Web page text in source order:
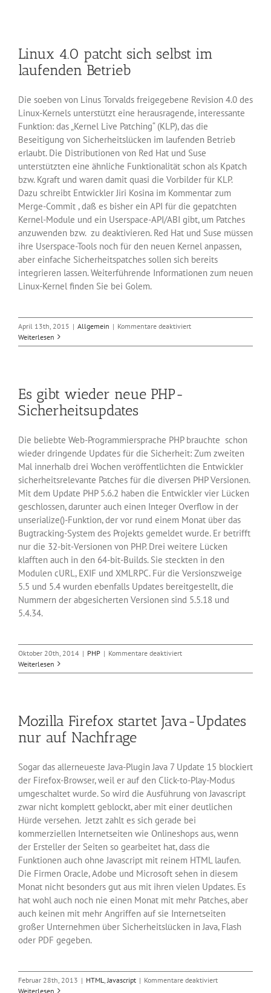
Linux 4.0 patcht sich selbst im
laufenden Betrieb
Die soeben von Linus Torvalds freigegebene Revision 4.0 des
Linux-Kernels unterstützt eine herausragende, interessante
Funktion: das „Kernel Live Patching“ (KLP), das die
Beseitigung von Sicherheitslücken im laufenden Betrieb
erlaubt. Die Distributionen von Red Hat und Suse
unterstützten eine ähnliche Funktionalität schon als Kpatch
bzw. Kgraft und waren damit quasi die Vorbilder für KLP.
Dazu schreibt Entwickler Jiri Kosina im Kommentar zum
Merge-Commit , daß es bisher ein API für die gepatchten
Kernel-Module und ein Userspace-API/ABI gibt, um Patches
anzuwenden bzw. zu deaktivieren. Red Hat und Suse müssen
ihre Userspace-Tools noch für den neuen Kernel anpassen,
aber einfache Sicherheitspatches sollen sich bereits
integrieren lassen. Weiterführende Informationen zum neuen
Linux-Kernel finden Sie bei Golem.
April 13th, 2015 | Allgemein | Kommentare deaktiviertfür
4.0
Weiterlesen
Es gibt wieder neue PHP-
Sicherheitsupdates
Die beliebte Web-Programmiersprache PHP brauchte schon
wieder dringende Updates für die Sicherheit: Zum zweiten
Mal innerhalb drei Wochen veröffentlichten die Entwickler
sicherheitsrelevante Patches für die diversen PHP Versionen.
Mit dem Update PHP 5.6.2 haben die Entwickler vier Lücken
geschlossen, darunter auch einen Integer Overflow in der
unserialize()-Funktion, der vor rund einem Monat über das
Bugtracking-System des Projekts gemeldet wurde. Er betrifft
nur die 32-bit-Versionen von PHP. Drei weitere Lücken
klafften auch in den 64-bit-Builds. Sie steckten in den
Modulen cURL, EXIF und XMLRPC. Für die Versionszweige
5.5 und 5.4 wurden ebenfalls Updates bereitgestellt, die
Nummern der abgesicherten Versionen sind 5.5.18 und
5.4.34.
Oktober 20th, 2014 | PHP | Kommentare deaktiviertfür
gibt
Sicherheitsupdates
Weiterlesen
Mozilla Firefox startet Java-Updates
nur auf Nachfrage
Sogar das allerneueste Java-Plugin Java 7 Update 15 blockiert
der Firefox-Browser, weil er auf den Click-to-Play-Modus
umgeschaltet wurde. So wird die Ausführung von Javascript
zwar nicht komplett geblockt, aber mit einer deutlichen
Hürde versehen. Jetzt zahlt es sich gerade bei
kommerziellen Internetseiten wie Onlineshops aus, wenn
der Ersteller der Seiten so gearbeitet hat, dass die
Funktionen auch ohne Javascript mit reinem HTML laufen.
Die Firmen Oracle, Adobe und Microsoft sehen in diesem
Monat nicht besonders gut aus mit ihren vielen Updates. Es
hat wohl auch noch nie einen Monat mit mehr Patches, aber
auch keinen mit mehr Angriffen auf sie Internetseiten
großer Unternehmen über Sicherheitslücken in Java, Flash
oder PDF gegeben.
Februar 28th, 2013 | HTML Javascript | Kommentare deaktiviertfür
Weiterlesen